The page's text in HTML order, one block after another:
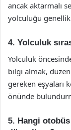
ancak aktarmalı
yolculuğu
4. Yolculuk
Yolculuk
bilgi almak,
gereken eşyaları
önünde
5. Hangi